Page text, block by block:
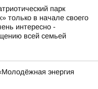
парк
только в начале своего
интересно -
всей семьей
энергия